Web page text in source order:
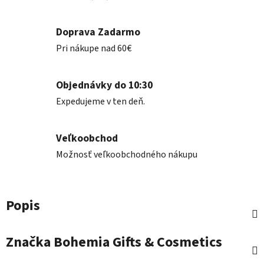
Doprava Zadarmo
Pri nákupe nad 60€
Objednávky do 10:30
Expedujeme v ten deň.
Veľkoobchod
Možnosť veľkoobchodného nákupu
Popis
Značka Bohemia Gifts & Cosmetics